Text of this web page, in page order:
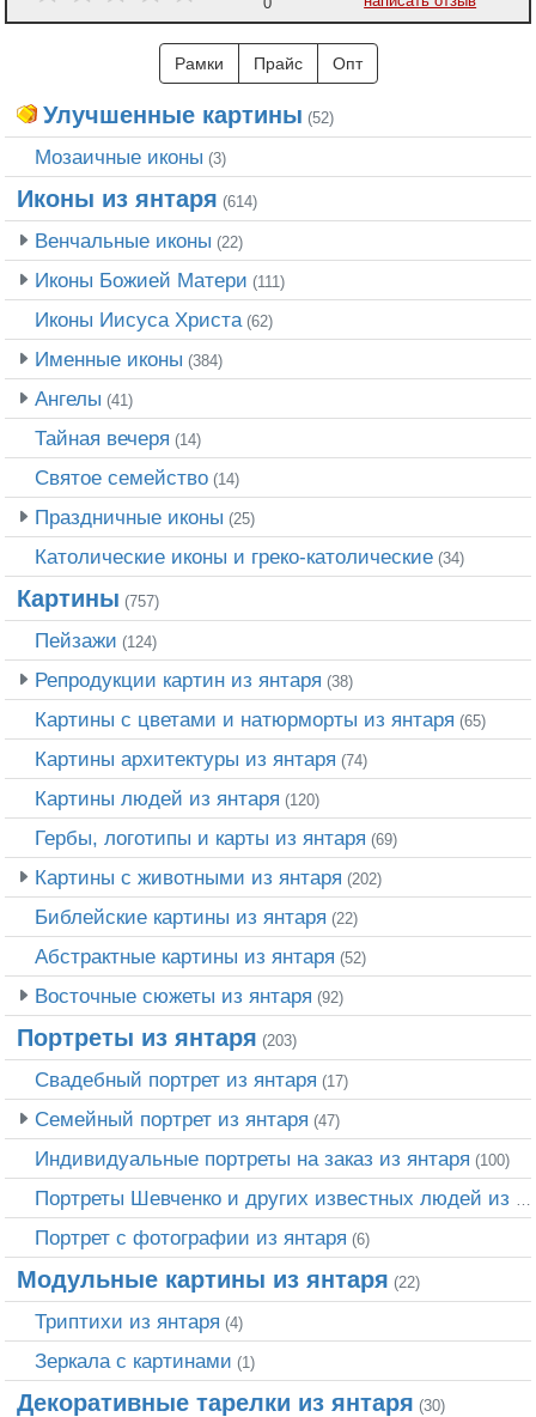
Рамки Прайс Опт
Улучшенные картины (52)
Мозаичные иконы (3)
Иконы из янтаря (614)
Венчальные иконы (22)
Иконы Божией Матери (111)
Иконы Иисуса Христа (62)
Именные иконы (384)
Ангелы (41)
Тайная вечеря (14)
Святое семейство (14)
Праздничные иконы (25)
Католические иконы и греко-католические (34)
Картины (757)
Пейзажи (124)
Репродукции картин из янтаря (38)
Картины с цветами и натюрморты из янтаря (65)
Картины архитектуры из янтаря (74)
Картины людей из янтаря (120)
Гербы, логотипы и карты из янтаря (69)
Картины с животными из янтаря (202)
Библейские картины из янтаря (22)
Абстрактные картины из янтаря (52)
Восточные сюжеты из янтаря (92)
Портреты из янтаря (203)
Свадебный портрет из янтаря (17)
Семейный портрет из янтаря (47)
Индивидуальные портреты на заказ из янтаря (100)
Портрет c фотографии из янтаря (6)
Модульные картины из янтаря (22)
Триптихи из янтаря (4)
Зеркала с картинами (1)
Декоративные тарелки из янтаря (30)